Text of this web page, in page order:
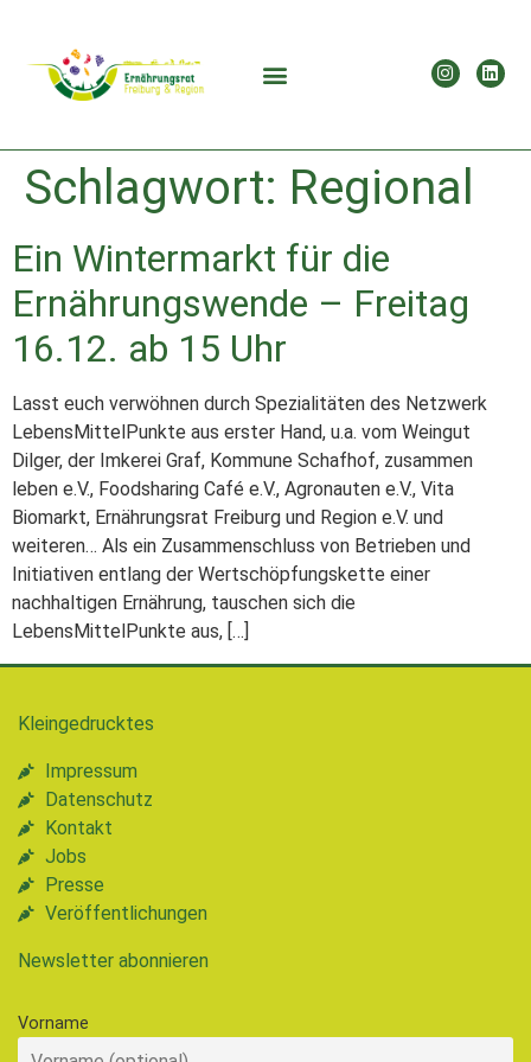
Schlagwort: Regional
Ein Wintermarkt für die
Ernährungswende – Freitag
16.12. ab 15 Uhr
Lasst euch verwöhnen durch Spezialitäten des Netzwerk
LebensMittelPunkte aus erster Hand, u.a. vom Weingut
Dilger, der Imkerei Graf, Kommune Schafhof, zusammen
leben e.V., Foodsharing Café e.V., Agronauten e.V., Vita
Biomarkt, Ernährungsrat Freiburg und Region e.V. und
weiteren… Als ein Zusammenschluss von Betrieben und
Initiativen entlang der Wertschöpfungskette einer
nachhaltigen Ernährung, tauschen sich die
LebensMittelPunkte aus, […]
Kleingedrucktes
Impressum
Datenschutz
Kontakt
Jobs
Presse
Veröffentlichungen
Newsletter abonnieren
Vorname